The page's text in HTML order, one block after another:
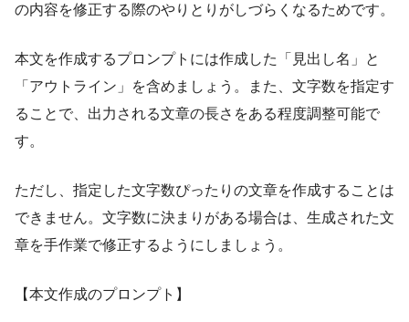
の内容を修正する際のやりとりがしづらくなるためです。
本文を作成するプロンプトには作成した「見出し名」と
「アウトライン」を含めましょう。また、文字数を指定す
ることで、出力される文章の長さをある程度調整可能で
す。
ただし、指定した文字数ぴったりの文章を作成することは
できません。文字数に決まりがある場合は、生成された文
章を手作業で修正するようにしましょう。
【本文作成のプロンプト】